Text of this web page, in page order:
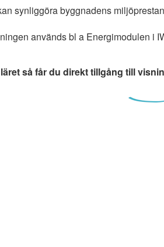
synliggöra byggnadens
används bl a Energimodulen i
så får du direkt tillgång till